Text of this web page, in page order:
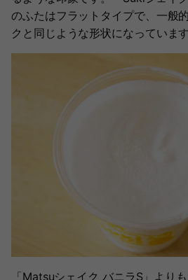
のふたはフラットタイプで、一般
クと同じような形状になっています
「Matsuシェイク バニラS」より